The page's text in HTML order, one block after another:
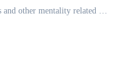
and other mentality related …